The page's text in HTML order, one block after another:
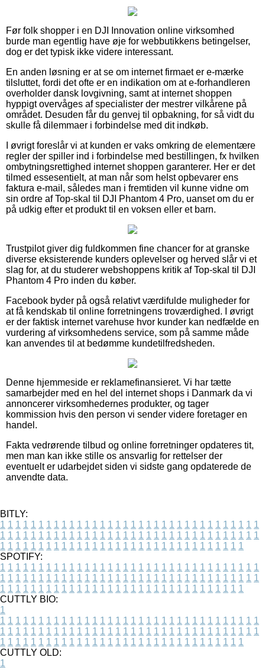
Før folk shopper i en DJI Innovation online virksomhed
burde man egentlig have øje for webbutikkens betingelser,
dog er det typisk ikke videre interessant.
En anden løsning er at se om internet firmaet er e-mærke
tilsluttet, fordi det ofte er en indikation om at e-forhandleren
overholder dansk lovgivning, samt at internet shoppen
hyppigt overvåges af specialister der mestrer vilkårene på
området. Desuden får du genvej til opbakning, for så vidt du
skulle få dilemmaer i forbindelse med dit indkøb.
I øvrigt foreslår vi at kunden er vaks omkring de elementære
regler der spiller ind i forbindelse med bestillingen, fx hvilken
ombytningsrettighed internet shoppen garanterer. Her er det
tilmed essesentielt, at man når som helst opbevarer ens
faktura e-mail, således man i fremtiden vil kunne vidne om
sin ordre af Top-skal til DJI Phantom 4 Pro, uanset om du er
på udkig efter et produkt til en voksen eller et barn.
Trustpilot giver dig fuldkommen fine chancer for at granske
diverse eksisterende kunders oplevelser og herved slår vi et
slag for, at du studerer webshoppens kritik af Top-skal til DJI
Phantom 4 Pro inden du køber.
Facebook byder på også relativt værdifulde muligheder for
at få kendskab til online forretningens troværdighed. I øvrigt
er der faktisk internet varehuse hvor kunder kan nedfælde en
vurdering af virksomhedens service, som på samme måde
kan anvendes til at bedømme kundetilfredsheden.
Denne hjemmeside er reklamefinansieret. Vi har tætte
samarbejder med en hel del internet shops i Danmark da vi
annoncerer virksomhedernes produkter, og tager
kommission hvis den person vi sender videre foretager en
handel.
Fakta vedrørende tilbud og online forretninger opdateres tit,
men man kan ikke stille os ansvarlig for rettelser der
eventuelt er udarbejdet siden vi sidste gang opdaterede de
anvendte data.
BITLY:
1 1 1 1 1 1 1 1 1 1 1 1 1 1 1 1 1 1 1 1 1 1 1 1 1 1 1 1 1 1 1 1 1 1
1 1 1 1 1 1 1 1 1 1 1 1 1 1 1 1 1 1 1 1 1 1 1 1 1 1 1 1 1 1 1 1 1 1
1 1 1 1 1 1 1 1 1 1 1 1 1 1 1 1 1 1 1 1 1 1 1 1 1 1 1 1 1 1 1 1
SPOTIFY:
1 1 1 1 1 1 1 1 1 1 1 1 1 1 1 1 1 1 1 1 1 1 1 1 1 1 1 1 1 1 1 1 1 1
1 1 1 1 1 1 1 1 1 1 1 1 1 1 1 1 1 1 1 1 1 1 1 1 1 1 1 1 1 1 1 1 1 1
1 1 1 1 1 1 1 1 1 1 1 1 1 1 1 1 1 1 1 1 1 1 1 1 1 1 1 1 1 1 1 1
CUTTLY BIO:
1
1 1 1 1 1 1 1 1 1 1 1 1 1 1 1 1 1 1 1 1 1 1 1 1 1 1 1 1 1 1 1 1 1 1
1 1 1 1 1 1 1 1 1 1 1 1 1 1 1 1 1 1 1 1 1 1 1 1 1 1 1 1 1 1 1 1 1 1
1 1 1 1 1 1 1 1 1 1 1 1 1 1 1 1 1 1 1 1 1 1 1 1 1 1 1 1 1 1 1 1
CUTTLY OLD:
1